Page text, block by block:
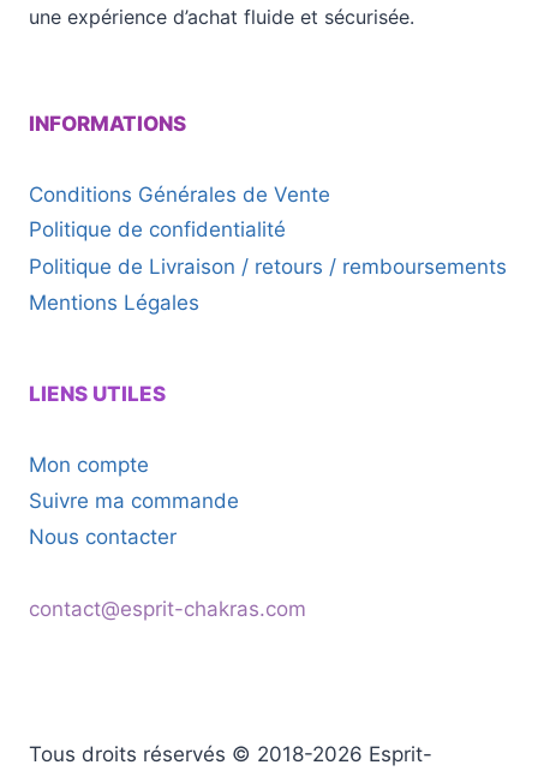
une expérience d’achat fluide et sécurisée.
INFORMATIONS
Conditions Générales de Vente
Politique de confidentialité
Politique de Livraison / retours / remboursements
Mentions Légales
LIENS UTILES
Mon compte
Suivre ma commande
Nous contacter
contact@esprit-chakras.com
Tous droits réservés © 2018-2026 Esprit-